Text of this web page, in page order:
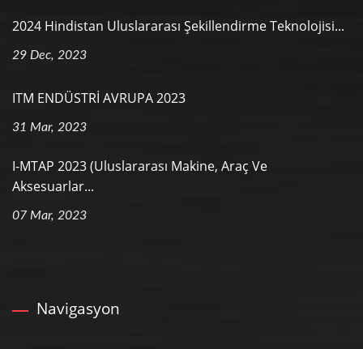
2024 Hindistan Uluslararası Şekillendirme Teknolojisi...
29 Dec, 2023
ITM ENDÜSTRİ AVRUPA 2023
31 Mar, 2023
I-MTAP 2023 (Uluslararası Makine, Araç Ve
Aksesuarlar...
07 Mar, 2023
Navigasyon